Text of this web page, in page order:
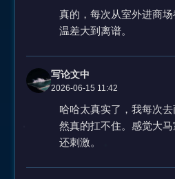
真的，每次从室外进商场
温差大到离谱。
写论文中
2026-06-15 11:42
哈哈太真实了，我每次
然真的扛不住。感觉大
还刺激。